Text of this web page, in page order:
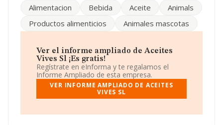
como Sociedad Limitada. Su actividad CNAE es
empresa no tiene actividad en mercados exteriores.
B25512062, tiene domicilio fiscal en Calle Montpellier
núm. 4 3 1, (25005), Lleida, Cataluña.
En relación con el sector y disponiendo de los datos de
hasta 2.222 empresas, la facturación en el ámbito
nacional alcanza los 11.182 millones de euros y se
estima que el promedio de la facturación entre todas
la información de la provincia de Lleida, en la base de
Alimentacion Bebida Aceite
Animals
Productos alimenticios
Animales mascotas
Ver el informe ampliado de Aceites
Vives Sl ¡Es gratis!
Regístrate en eInforma y te regalamos el
Informe Ampliado de esta empresa.
VER INFORME AMPLIADO DE ACEITES
VIVES SL